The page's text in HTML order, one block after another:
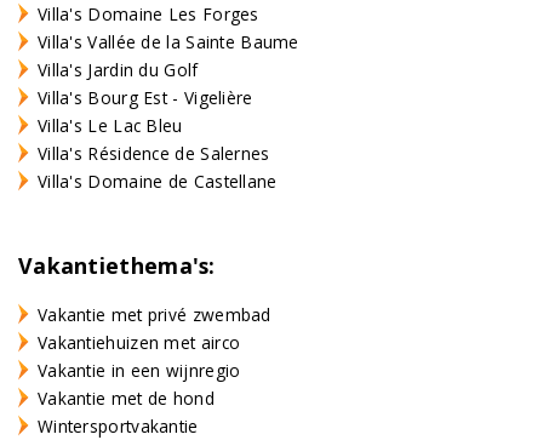
Villa's Domaine Les Forges
Villa's Vallée de la Sainte Baume
Villa's Jardin du Golf
Villa's Bourg Est - Vigelière
Villa's Le Lac Bleu
Villa's Résidence de Salernes
Villa's Domaine de Castellane
Vakantiethema's:
Vakantie met privé zwembad
Vakantiehuizen met airco
Vakantie in een wijnregio
Vakantie met de hond
Wintersportvakantie